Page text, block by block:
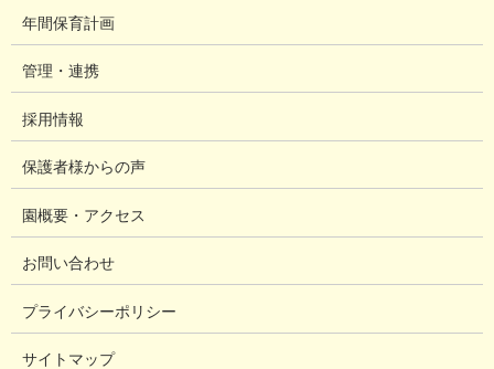
年間保育計画
管理・連携
採用情報
保護者様からの声
園概要・アクセス
お問い合わせ
プライバシーポリシー
サイトマップ